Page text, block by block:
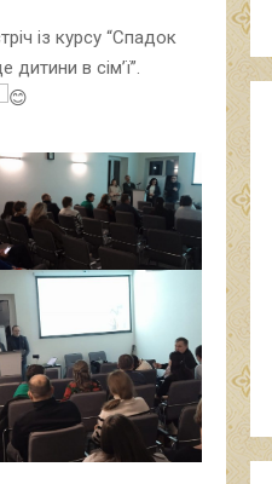
із курсу “Спадок
дитини в сім’ї”.